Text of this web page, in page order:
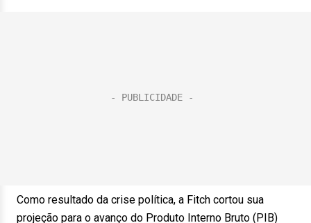
Como resultado da crise política, a Fitch cortou sua
projeção para o avanço do Produto Interno Bruto (PIB)